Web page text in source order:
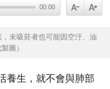
00:00
未吸菸者也可能因空汙、油
圖）
養生，就不會與肺部